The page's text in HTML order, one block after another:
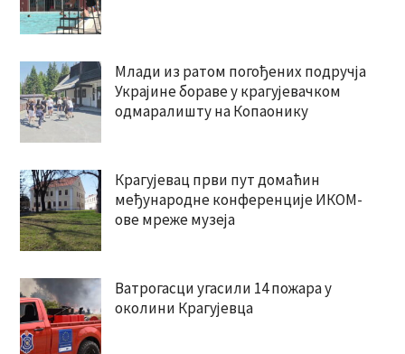
Млади из ратом погођених подручја
Украјине бораве у крагујевачком
одмаралишту на Копаонику
Крагујевац први пут домаћин
међународне конференције ИКОМ-
ове мреже музеја
Ватрогасци угасили 14 пожара у
околини Крагујевца